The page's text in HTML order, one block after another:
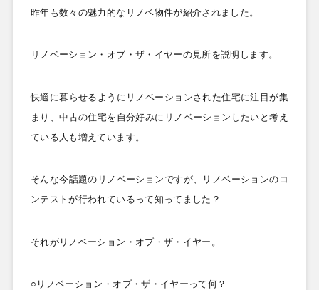
昨年も数々の魅力的なリノベ物件が紹介されました。
リノベーション・オブ・ザ・イヤーの見所を説明します。
快適に暮らせるようにリノベーションされた住宅に注目が集
まり、中古の住宅を自分好みにリノベーションしたいと考え
ている人も増えています。
そんな今話題のリノベーションですが、リノベーションのコ
ンテストが行われているって知ってました？
それがリノベーション・オブ・ザ・イヤー。
○リノベーション・オブ・ザ・イヤーって何？